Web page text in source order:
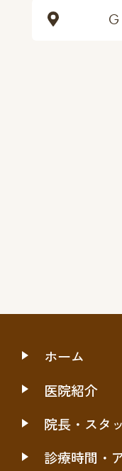
ホーム
医院紹介
院長・スタ
診療時間・